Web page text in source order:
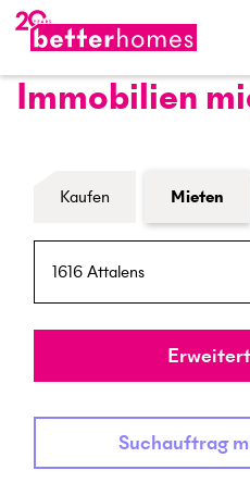
Immobilien
Formular
Kaufen Mieten
Umkreis
Suchauftrag